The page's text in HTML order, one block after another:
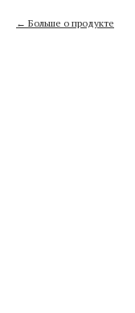
Больше о продукте